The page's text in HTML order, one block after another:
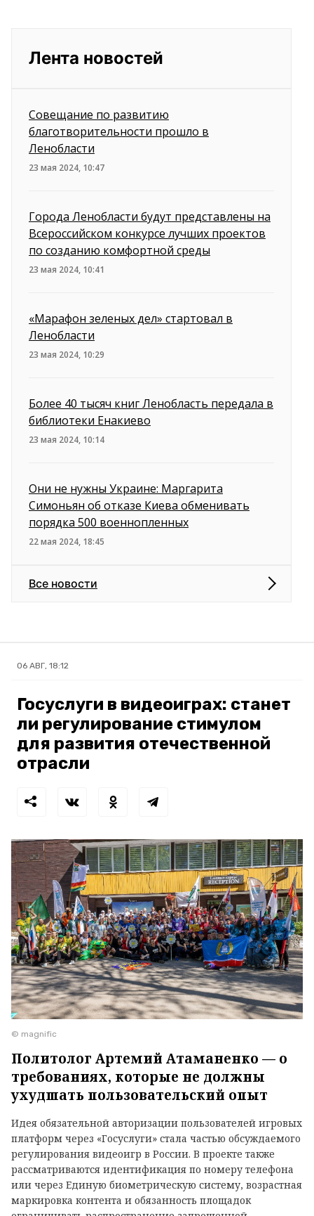
Лента новостей
Совещание по развитию
благотворительности прошло в
Ленобласти
23 мая 2024, 10:47
Города Ленобласти будут представлены на
Всероссийском конкурсе лучших проектов
по созданию комфортной среды
23 мая 2024, 10:41
«Марафон зеленых дел» стартовал в
Ленобласти
23 мая 2024, 10:29
Более 40 тысяч книг Ленобласть передала в
библиотеки Енакиево
23 мая 2024, 10:14
Они не нужны Украине: Маргарита
Симоньян об отказе Киева обменивать
порядка 500 военнопленных
22 мая 2024, 18:45
Все новости
06 АВГ, 18:12
Госуслуги в видеоиграх: станет
ли регулирование стимулом
для развития отечественной
отрасли
© magnific
Политолог Артемий Атаманенко — о
требованиях, которые не должны
ухудшать пользовательский опыт
Идея обязательной авторизации пользователей игровых
платформ через «Госуслуги» стала частью обсуждаемого
регулирования видеоигр в России. В проекте также
рассматриваются идентификация по номеру телефона
или через Единую биометрическую систему, возрастная
маркировка контента и обязанность площадок